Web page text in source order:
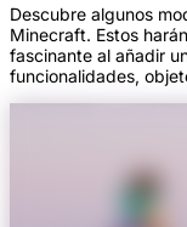
Descubre algunos
Minecraft. Estos
fascinante al añadir
funcionalidades,